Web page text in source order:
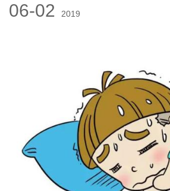
06-02 2019